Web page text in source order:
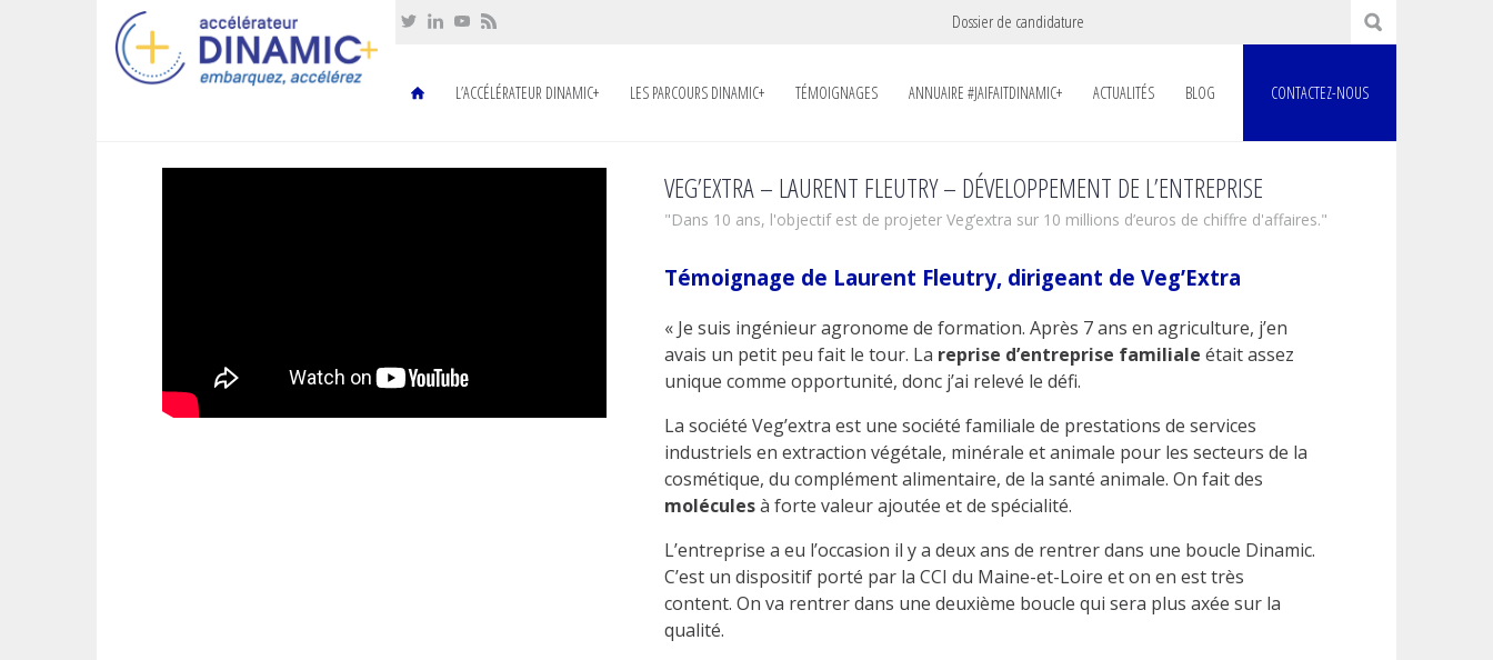
Dossier de candidature
L’ACCÉLÉRATEUR DINAMIC+ LES PARCOURS DINAMIC+ TÉMOIGNAGES ANNUAIRE #JAIFAITDINAMIC+ ACTUALITÉS BLOG CONTACTEZ-NOUS
VEG’EXTRA – LAURENT FLEUTRY – DÉVELOPPEMENT DE L’ENTREPRISE
"Dans 10 ans, l'objectif est de projeter Veg’extra sur 10 millions d’euros de chiffre d'affaires."
Témoignage de Laurent Fleutry, dirigeant de Veg’Extra
« Je suis ingénieur agronome de formation. Après 7 ans en agriculture, j’en
avais un petit peu fait le tour. La reprise d’entreprise familiale était assez
unique comme opportunité, donc j’ai relevé le défi.
La société Veg’extra est une société familiale de prestations de services
industriels en extraction végétale, minérale et animale pour les secteurs de la
cosmétique, du complément alimentaire, de la santé animale. On fait des
moléculesà forte valeur ajoutée et de spécialité.
L’entreprise a eu l’occasion il y a deux ans de rentrer dans une boucle Dinamic.
C’est un dispositif porté par la CCI du Maine-et-Loire et on en est très
content. On va rentrer dans une deuxième boucle qui sera plus axée sur la
qualité.
Cookies management panel